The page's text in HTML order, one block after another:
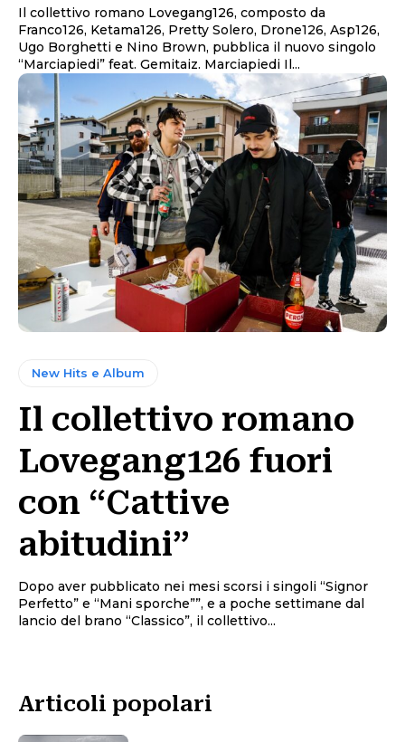
Il collettivo romano Lovegang126, composto da
Franco126, Ketama126, Pretty Solero, Drone126, Asp126,
Ugo Borghetti e Nino Brown, pubblica il nuovo singolo
“Marciapiedi” feat. Gemitaiz. Marciapiedi Il...
New Hits e Album
Il collettivo romano
Lovegang126 fuori
con “Cattive
abitudini”
Dopo aver pubblicato nei mesi scorsi i singoli “Signor
Perfetto” e “Mani sporche””, e a poche settimane dal
lancio del brano “Classico”, il collettivo...
Articoli popolari